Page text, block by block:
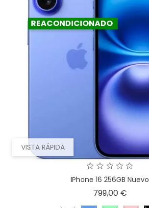
VISTA RÁPIDA
REACONDICIONADO
IPhone 16 256GB Nuevo
799,00 €Precio